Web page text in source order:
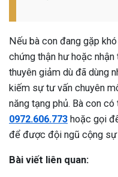
Nếu bà con đang gặp
chứng thận hư hoặc
thuyên giảm dù đã dùng
kiếm sự tư vấn chuyên
năng tạng phủ. Bà con
0972.606.773 hoặc gọi
để được đội ngũ cộng sự
Bài viết liên quan: